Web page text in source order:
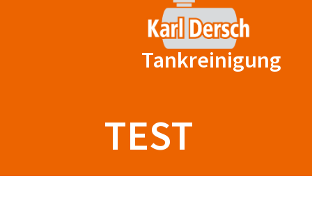
Tankreinigung
TEST